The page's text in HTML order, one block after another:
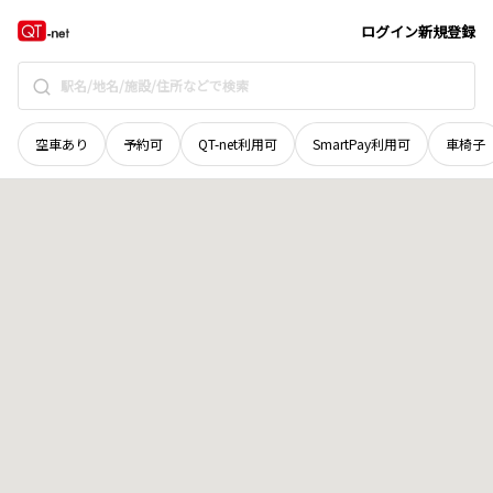
ログイン新規登録
空車あり 予約可 QT-net利用可 SmartPay利用可 車椅子
長野県